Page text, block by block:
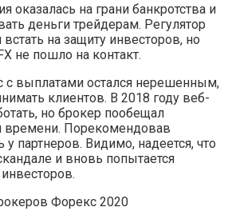
оказалась на грани банкротства и
деньги трейдерам. Регулятор
на защиту инвесторов, но
не пошло на контакт.
с выплатами остался нерешенным,
клиентов. В 2018 году веб-
но брокер пообещал
времени. Порекомендовав
у партнеров. Видимо, надеется, что
и вновь попытается